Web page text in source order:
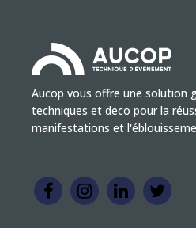
Aucop vous offre une solution
techniques et deco pour la
manifestations et